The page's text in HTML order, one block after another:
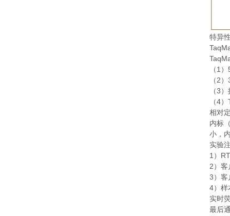
特异
（ 1 ）
（ 2 ）
（3
（4）
相对
内标
小，
实验
1 ）
2 ）
3 ）
4）
实时
最后